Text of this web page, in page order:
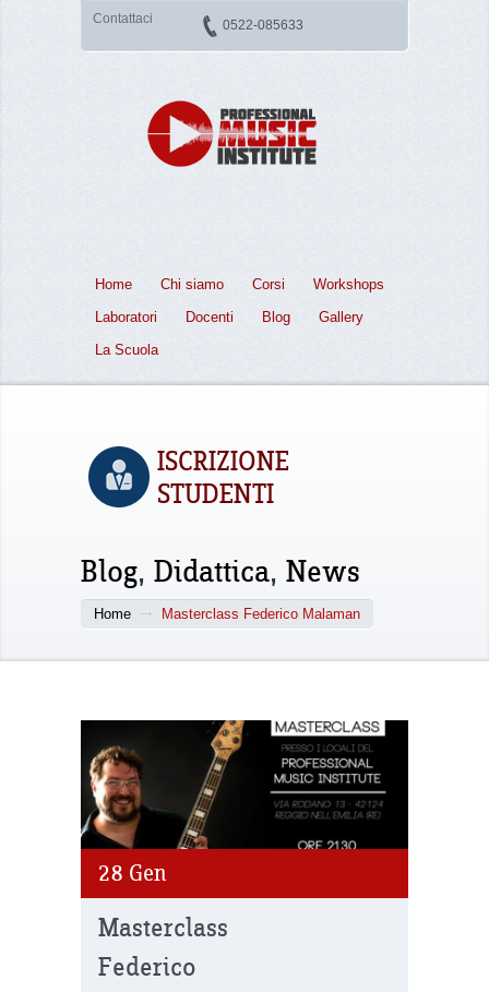
Contattaci 0522-085633
Home Chi siamo Corsi
Workshops
Laboratori
Docenti Blog
Gallery
La Scuola
ISCRIZIONE
STUDENTI
Blog, Didattica, News
Home Masterclass Federico Malaman
28 Gen
Masterclass
Federico